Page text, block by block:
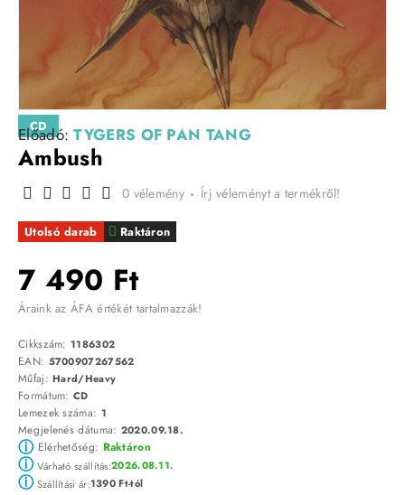
CD
Előadó:TYGERS OF PAN TANG
Ambush
Raktáron
Utolsó darab
0 vélemény - Írj véleményt a termékről!
7 490 Ft
Áraink az ÁFA értékét tartalmazzák!
Cikkszám: 1186302
EAN: 5700907267562
Műfaj:Hard/Heavy
Formátum: CD
Lemezek száma: 1
Megjelenés dátuma: 2020.09.18.
ⓘElérhetőség: Raktáron
ⓘVárható szállítás:2026.08.11.
ⓘSzállítási ár:1390 Ft-tól